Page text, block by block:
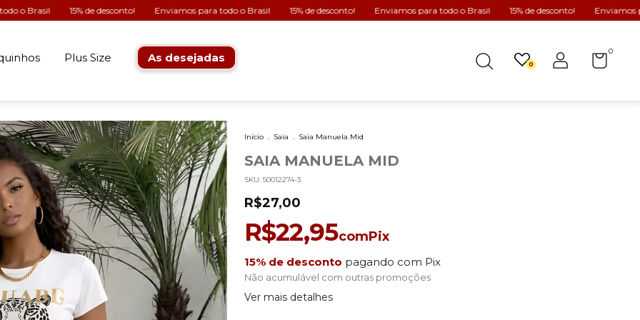
15% de desconto! Enviamos para todo o Brasil 15% de desconto! Enviamos para todo o Brasil 15% de desconto! Enviamos para todo o
Plus Size As desejadas 0
0
Início . Saia . Saia Manuela Mid
SAIA MANUELA MID
SKU: 50012274-3
R$27,00
R$22,95comPix
15% de desconto pagando com Pix
Não acumulável com outras promoções
Ver mais detalhes